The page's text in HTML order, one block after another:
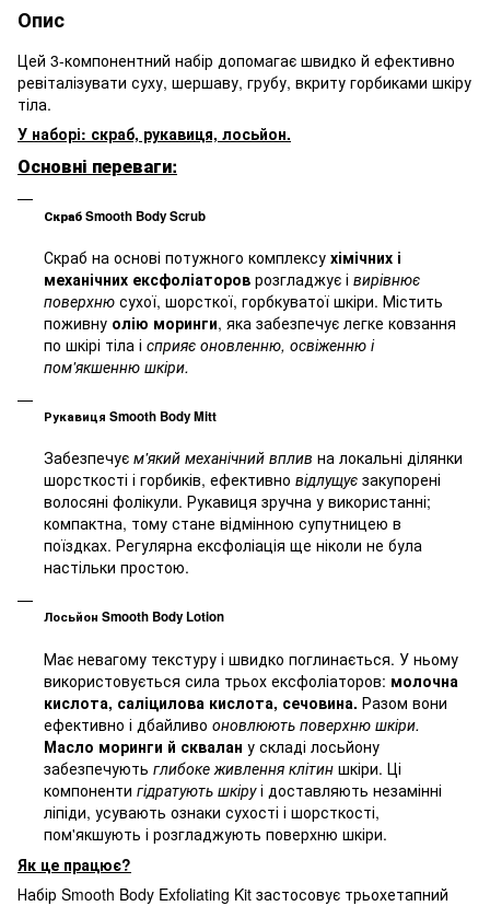
Опис
Цей 3-компонентний набір допомагає швидко й ефективно
ревіталізувати суху, шершаву, грубу, вкриту горбиками шкіру
тіла.
У наборі: скраб, рукавиця, лосьйон.
Основні переваги:
Скраб Smooth Body Scrub
Скраб на основі потужного комплексу хімічних і
механічних ексфоліаторов розгладжує і вирівнює
поверхню сухої, шорсткої, горбкуватої шкіри. Містить
поживну олію моринги, яка забезпечує легке ковзання
по шкірі тіла і сприяє оновленню, освіженню і
пом'якшенню шкіри.
Рукавиця Smooth Body Mitt
Забезпечує м'який механічний вплив на локальні ділянки
шорсткості і горбиків, ефективно відлущує закупорені
волосяні фолікули. Рукавиця зручна у використанні;
компактна, тому стане відмінною супутницею в
поїздках. Регулярна ексфоліація ще ніколи не була
настільки простою.
Лосьйон Smooth Body Lotion
Має невагому текстуру і швидко поглинається. У ньому
використовується сила трьох ексфоліаторов: молочна
кислота, саліцилова кислота, сечовина. Разом вони
ефективно і дбайливо оновлюють поверхню шкіри.
Масло моринги й сквалан у складі лосьйону
забезпечують глибоке живлення клітин шкіри. Ці
компоненти гідратують шкіруі доставляють незамінні
ліпіди, усувають ознаки сухості і шорсткості,
пом'якшують і розгладжують поверхню шкіри.
Як це працює?
Набір Smooth Body Exfoliating Kit застосовує трьохетапний